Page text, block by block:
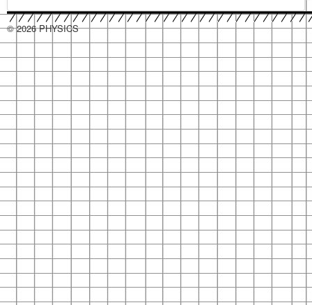
© 2026 PHYSICS
hacklink
paneli
hacklink
paneli
hacklink
hacklink
hacklink
hacklink
satın
al
hacklink
paneli
hacklink
paneli
hacklink
satın
al
hacklink
satın
al
izmir
web
ajans
izmir
reklam
ajansı
hacklink
paneli
hacklink
paneli
hacklink
paneli
hacklink
paneli
hacklink
paneli
hacklink
paneli
hacklink
hacklink
hacklink
hacklink
satın
al
hacklink
paneli
hacklink
paneli
taraftarium24
taraftarium24
jojobet
jojobet
giriş
sahabet
sahabet
giriş
有
道
翻
译
有
道
翻
译
jojobet
jojobet
giriş
jojobet
jojobet
giriş
onwin
onwin
giriş
taraftarium24
canlı
maç
izle
cratosroyalbet
güncel
cratosroyalbet
güncel
tipobet
tipobet
giriş
telegram
telegram
下
载
爱
思
助
手
爱
思
助
手
tipobet
kayıt
tipobet
güncel
giriş
wps
wps
下
载
jojobet
jojobet
giriş
türk
ifşa
türk
ifşa
jojobet
jojobet
giriş
汽
水
音
乐
汽
水
音
乐
taraftarium24
canlı
maç
izle
汽
水
音
乐
汽
水
音
乐
jojobet
jojobet
giriş
casibom
casibom
giriş
jojobet
jojobet
giriş
jojobet
jojobet
giriş
taraftarium24
canlı
maç
izle
taraftarium24
canlı
maç
izle
casibom
casibom
giriş
jojobet
jojobet
giriş
jojobet
jojobet
giriş
taraftarium24
canlı
maç
izle
casibom
casibom
giriş
jojobet
jojobet
giriş
wps
官
网
wps
下
载
jojobet
jojobet
giriş